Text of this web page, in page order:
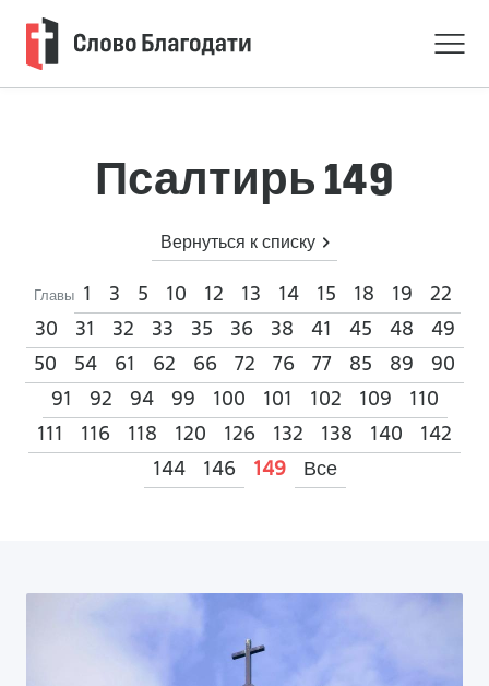
Псалтирь 149
Вернуться к списку
Главы 1 3 5 10 12 13 14 15 18 19
22
30
31 32 33 35 36 38 41 45 48
49
50
54 61 62 66 72 76 77 85 89
90
91
92 94 99 100 101 102 109
110
111
116 118 120 126 132 138 140
142
144
146 149 Все